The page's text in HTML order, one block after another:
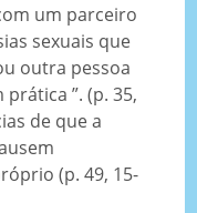
um parceiro
sexuais que
outra pessoa
”. (p. 35,
de que a
(p. 49, 15-